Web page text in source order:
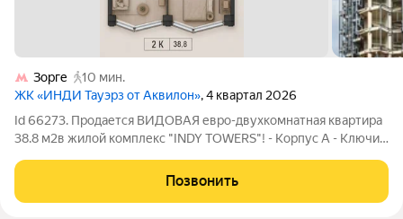
Зорге
10 мин.
ЖК «ИНДИ Тауэрз от Аквилон», 4 квартал 2026
Id 66273. Продается ВИДОВАЯ евро-двухкомнатная квартира
38.8 м2в жилой комплекс "INDY TOWERS"! - Корпус А - Ключи
м, изолированная комната спальня 12.3 м2, 1 изолированный
санузел, прихожая
Позвонить